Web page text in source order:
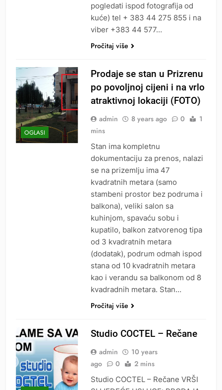
pogledati ispod fotografija od
kuće) tel + 3‎83 44 275 855 i na
viber ‎+383 44 577…
Pročitaj više
OGLASI
Prodaje se stan u Prizrenu
po povoljnoj cijeni i na vrlo
atraktivnoj lokaciji (FOTO)
admin 8 years ago 0
1
mins
Stan ima kompletnu
dokumentaciju za prenos, nalazi
se na prizemlju ima 47
kvadratnih metara (samo
stambeni prostor bez podruma i
balkona), veliki salon sa
kuhinjom, spavaću sobu i
kupatilo, balkon zatvorenog tipa
od 3 kvadratnih metara
(dodatak), podrum odmah ispod
stana od 10 kvadratnih metara
kao i verandu sa balkonom od 8
kvadradnih metara. Stan…
Pročitaj više
Studio COCTEL – Rečane
admin
10 years
ago
0 2 mins
Studio COCTEL – Rečane VRŠI